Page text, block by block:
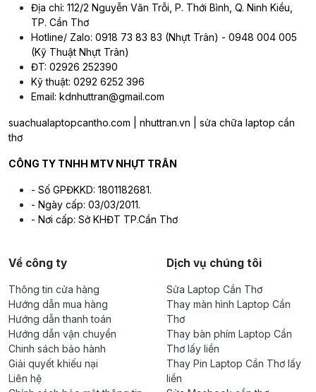
Địa chỉ: 112/2 Nguyễn Văn Trỗi, P. Thới Bình, Q. Ninh Kiều,
TP. Cần Thơ
Hotline/ Zalo: 0918 73 83 83 (Nhựt Trân) - 0948 004 005
(Kỹ Thuật Nhựt Trân)
ĐT: 02926 252390
Kỹ thuật: 0292 6252 396
Email: kdnhuttran@gmail.com
suachualaptopcantho.com | nhuttran.vn | sửa chữa laptop cần
thơ
CÔNG TY TNHH MTV NHỰT TRÂN
- Số GPĐKKD: 1801182681.
- Ngày cấp: 03/03/2011.
- Nơi cấp: Sở KHĐT TP.Cần Thơ
Về công ty
Thông tin cửa hàng
Hướng dẫn mua hàng
Hướng dẫn thanh toán
Hướng dẫn vận chuyển
Chinh sách bảo hành
Giải quyết khiếu nại
Liên hệ
Dịch vụ chúng tôi
Sửa Laptop Cần Thơ
Thay màn hình Laptop Cần
Thơ
Thay bàn phím Laptop Cần
Thơ lấy liền
Thay Pin Laptop Cần Thơ lấy
liền